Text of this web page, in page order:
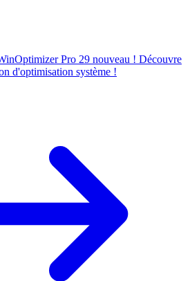
Pro 29 nouveau ! Découvre
d'optimisation système !